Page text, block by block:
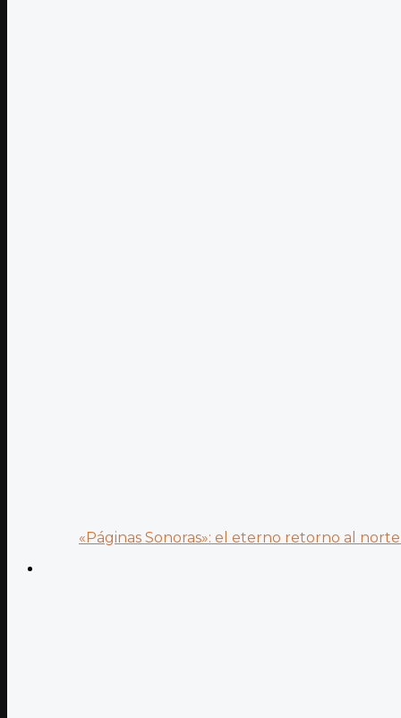
«Páginas Sonoras»: el eterno retorno al norte